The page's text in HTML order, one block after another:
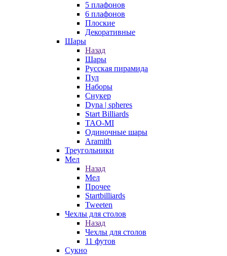
5 плафонов
6 плафонов
Плоские
Декоративные
Шары
Назад
Шары
Русская пирамида
Пул
Наборы
Снукер
Dyna | spheres
Start Billiards
TAO-MI
Одиночные шары
Aramith
Треугольники
Мел
Назад
Мел
Прочее
Startbilliards
Tweeten
Чехлы для столов
Назад
Чехлы для столов
11 футов
Сукно